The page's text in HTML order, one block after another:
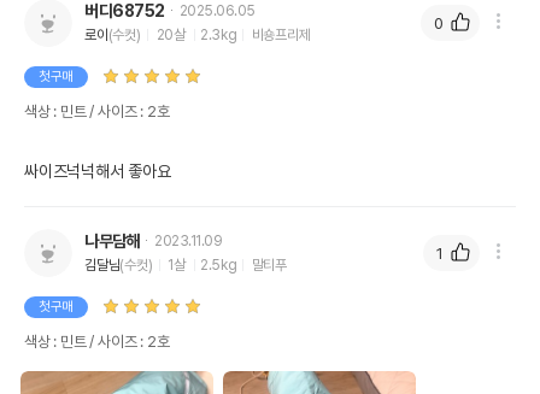
버디68752
2025.06.05
로이 (수컷) 20살 2.3kg 비숑프리제
첫구매
색상 : 민트 / 사이즈 : 2호
싸이즈넉넉해서 좋아요
0
나무담해
2023.11.09
김달님(수컷) 1살 2.5kg 말티푸
첫구매
색상 : 민트 / 사이즈 : 2호
1